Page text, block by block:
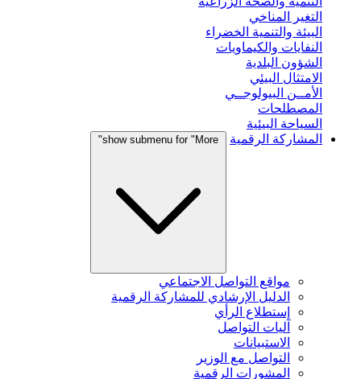
التغير المناخي
البيئة والتنمية الخضراء
النفايات والكيماويات
الشؤون البلدية
الامتثال البيئي
الأمــن البيولوجــي
المصطلحات
السياحة البيئية
المشاركة الرقمية
show submenu for "More"
مواقع التواصل الاجتماعي
الدليل الإرشادي للمشاركة الرقمية
إستطلاع الرأي
آليات التواصل
الاستبيانات
التواصل مع الوزير
المشورات الرقمية